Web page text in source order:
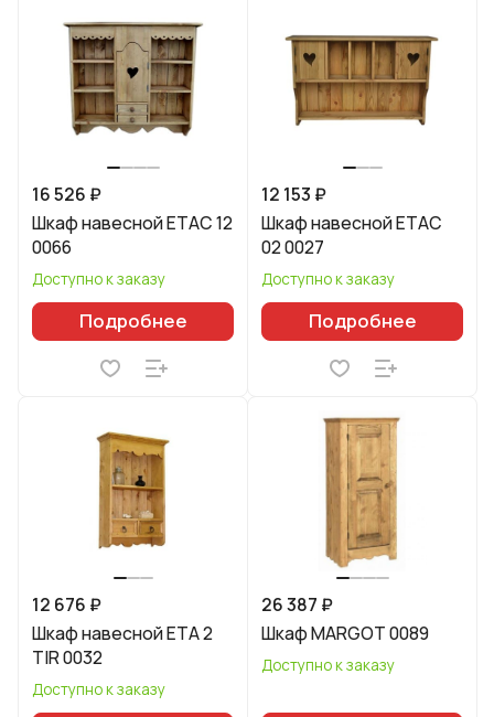
16 526 ₽
Шкаф навесной ETAC 12
0066
Доступно к заказу
Подробнее
12 153 ₽
Шкаф навесной ETAC
02 0027
Доступно к заказу
Подробнее
12 676 ₽
Шкаф навесной ETA 2
TIR 0032
Доступно к заказу
26 387 ₽
Шкаф MARGOT 0089
Доступно к заказу